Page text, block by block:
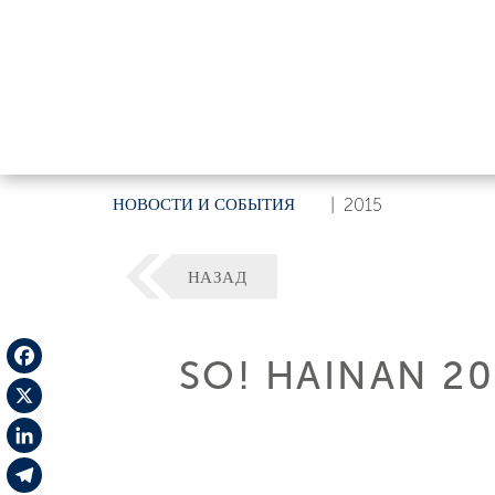
НОВОСТИ И СОБЫТИЯ 2015
Facebook
X
LinkedIn
НАЗАД
SO! HAINAN